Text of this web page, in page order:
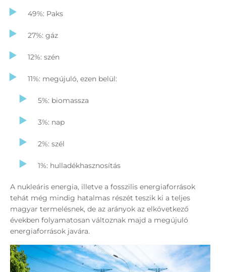
49%: Paks
27%: gáz
12%: szén
11%: megújuló, ezen belül:
5%: biomassza
3%: nap
2%: szél
1%: hulladékhasznosítás
A nukleáris energia, illetve a fosszilis energiaforrások
tehát még mindig hatalmas részét teszik ki a teljes
magyar termelésnek, de az arányok az elkövetkező
években folyamatosan változnak majd a megújuló
energiaforrások javára.